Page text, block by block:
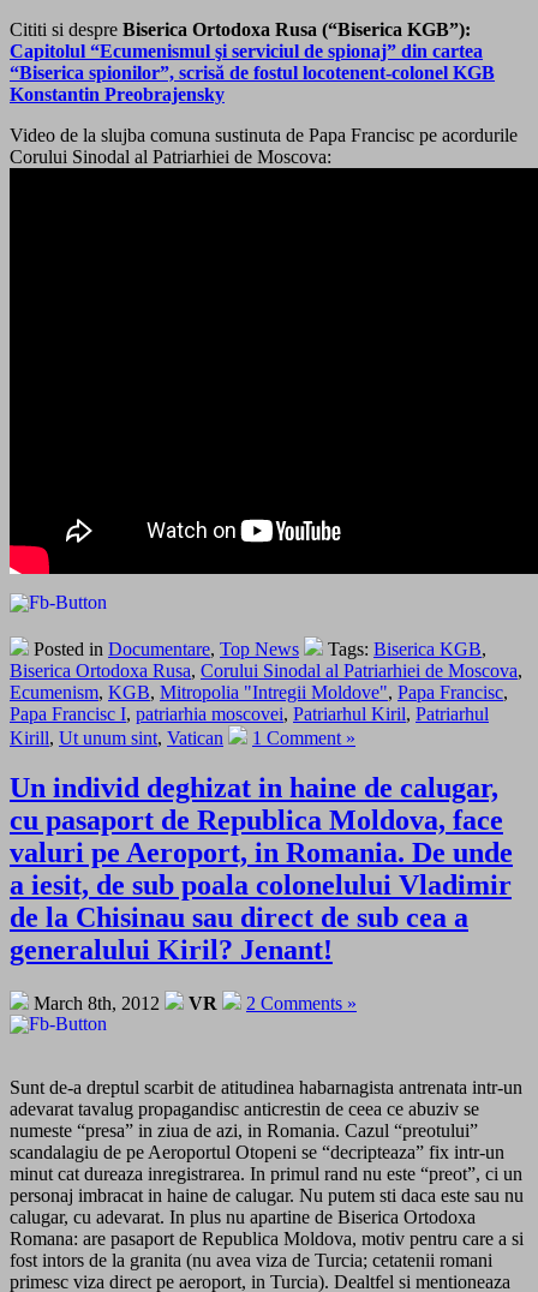
Cititi si despre Biserica Ortodoxa Rusa (“Biserica KGB”):
Capitolul “Ecumenismul şi serviciul de spionaj” din cartea
“Biserica spionilor”, scrisă de fostul locotenent-colonel KGB
Konstantin Preobrajensky
Video de la slujba comuna sustinuta de Papa Francisc pe acordurile
Corului Sinodal al Patriarhiei de Moscova:
Posted in Documentare, Top News Tags: Biserica KGB,
Biserica Ortodoxa Rusa, Corului Sinodal al Patriarhiei de Moscova,
Ecumenism, KGB, Mitropolia "Intregii Moldove", Papa Francisc,
Papa Francisc I, patriarhia moscovei, Patriarhul Kiril, Patriarhul
Kirill, Ut unum sint, Vatican 1 Comment »
Un individ deghizat in haine de calugar,
cu pasaport de Republica Moldova, face
valuri pe Aeroport, in Romania. De unde
a iesit, de sub poala colonelului Vladimir
de la Chisinau sau direct de sub cea a
generalului Kiril? Jenant!
March 8th, 2012 VR 2 Comments »
Sunt de-a dreptul scarbit de atitudinea habarnagista antrenata intr-un
adevarat tavalug propagandisc anticrestin de ceea ce abuziv se
numeste “presa” in ziua de azi, in Romania. Cazul “preotului”
scandalagiu de pe Aeroportul Otopeni se “decripteaza” fix intr-un
minut cat dureaza inregistrarea. In primul rand nu este “preot”, ci un
personaj imbracat in haine de calugar. Nu putem sti daca este sau nu
calugar, cu adevarat. In plus nu apartine de Biserica Ortodoxa
Romana: are pasaport de Republica Moldova, motiv pentru care a si
fost intors de la granita (nu avea viza de Turcia; cetatenii romani
primesc viza direct pe aeroport, in Turcia). Dealtfel si mentioneaza